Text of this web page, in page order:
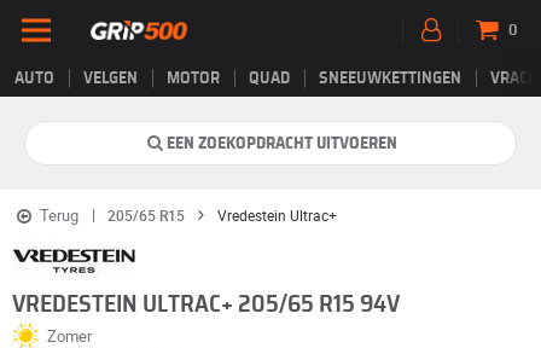
AUTO VELGEN MOTOR QUAD SNEEUWKETTINGEN
0
EEN ZOEKOPDRACHT UITVOEREN
Terug 205/65 R15 Vredestein Ultrac+
VREDESTEIN ULTRAC+ 205/65 R15 94V
Zomer